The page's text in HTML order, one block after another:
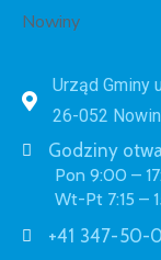
Urząd Gminy
26-052
Godziny
Pon 9:00 –
Wt-Pt 7:15 –
+41 347-50-